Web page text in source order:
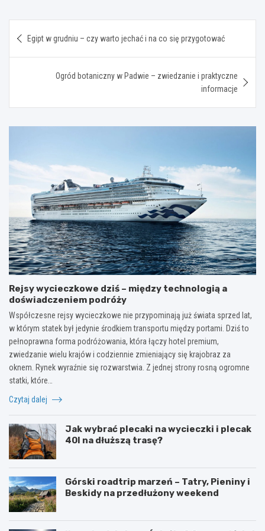
wpisu
Egipt w grudniu – czy warto jechać i na co się przygotować
Ogród botaniczny w Padwie – zwiedzanie i praktyczne
informacje
Rejsy wycieczkowe dziś – między technologią a
doświadczeniem podróży
Współczesne rejsy wycieczkowe nie przypominają już świata sprzed lat,
w którym statek był jedynie środkiem transportu między portami. Dziś to
pełnoprawna forma podróżowania, która łączy hotel premium,
zwiedzanie wielu krajów i codziennie zmieniający się krajobraz za
oknem. Rynek wyraźnie się rozwarstwia. Z jednej strony rosną ogromne
statki, które…
Czytaj dalej
Jak wybrać plecaki na wycieczki i plecak
40l na dłuższą trasę?
Górski roadtrip marzeń – Tatry, Pieniny i
Beskidy na przedłużony weekend